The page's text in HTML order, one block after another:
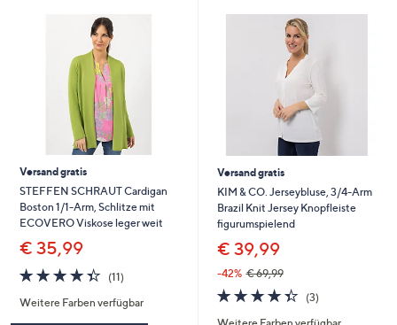
Versand gratis
STEFFEN SCHRAUT Cardigan
Boston 1/1-Arm, Schlitze mit
ECOVERO Viskose leger weit
€ 35,99
4.4
von
5
(11)11
Weitere Farben verfügbar
Versand gratis
KIM & CO. Jerseybluse, 3/4-Arm
Brazil Knit Jersey Knopfleiste
figurumspielend
€ 39,99
-42% € 69,99
4.3
von
(3)3